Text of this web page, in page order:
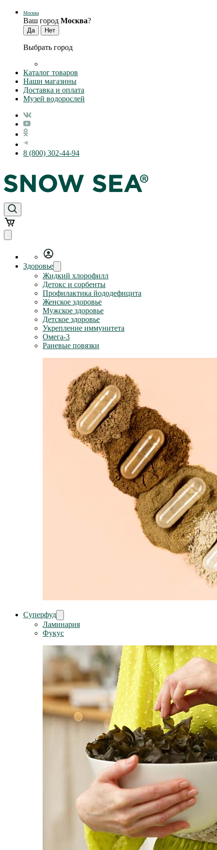
Москва
Ваш город Москва?
Выбрать город
Каталог товаров
Наши магазины
Доставка и оплата
Музей водорослей
8 (800) 302-44-94
Здоровье
Жидкий хлорофилл
Детокс и сорбенты
Профилактика йододефицита
Женское здоровье
Мужское здоровье
Детское здоровье
Укрепление иммунитета
Омега-3
Раневые повязки
Суперфуд
Ламинария
Фукус